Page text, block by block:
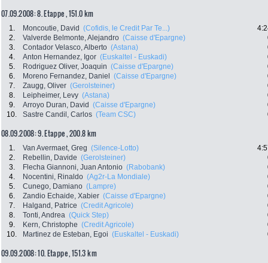
07.09.2008: 8. Etappe , 151.0 km
1. Moncoutie, David (Cofidis, le Credit Par Te...)
2.
Valverde Belmonte, Alejandro (Caisse d'Epargne)
3.
Contador Velasco, Alberto (Astana)
4.
Anton Hernandez, Igor (Euskaltel - Euskadi)
5.
Rodriguez Oliver, Joaquin (Caisse d'Epargne)
6.
Moreno Fernandez, Daniel (Caisse d'Epargne)
7.
Zaugg, Oliver (Gerolsteiner)
8.
Leipheimer, Levy (Astana)
9.
Arroyo Duran, David (Caisse d'Epargne)
10.
Sastre Candil, Carlos (Team CSC)
08.09.2008: 9. Etappe , 200.8 km
1. Van Avermaet, Greg (Silence-Lotto)
2.
Rebellin, Davide (Gerolsteiner)
3.
Flecha Giannoni, Juan Antonio (Rabobank)
4.
Nocentini, Rinaldo (Ag2r-La Mondiale)
5.
Cunego, Damiano (Lampre)
6.
Zandio Echaide, Xabier (Caisse d'Epargne)
7.
Halgand, Patrice (Credit Agricole)
8.
Tonti, Andrea (Quick Step)
9.
Kern, Christophe (Credit Agricole)
10.
Martinez de Esteban, Egoi (Euskaltel - Euskadi)
09.09.2008: 10. Etappe , 151.3 km